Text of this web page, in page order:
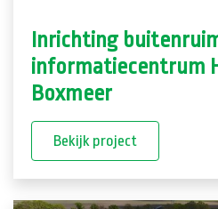
Inrichting
informatiecentrum
Boxmeer
Bekijk project